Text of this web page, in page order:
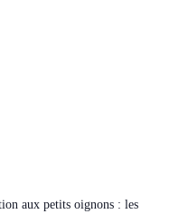
aux petits oignons : les